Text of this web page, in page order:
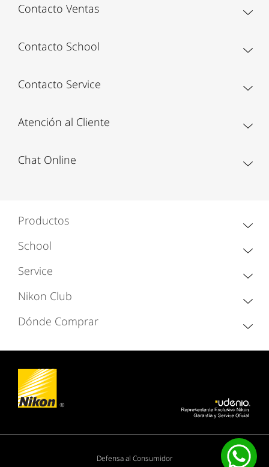
Contacto Ventas
Contacto School
Contacto Service
Atención al Cliente
Chat Online
Productos
School
Service
Nikon Club
Dónde Comprar
Defensa al Consumidor